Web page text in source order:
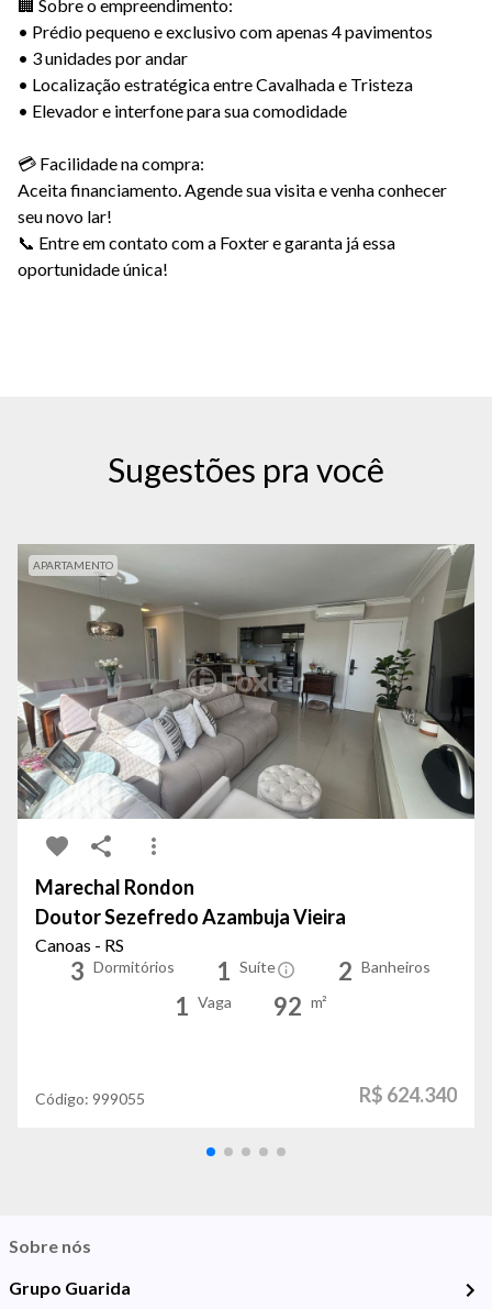
🏢 Sobre o empreendimento:
• Prédio pequeno e exclusivo com apenas 4 pavimentos
• 3 unidades por andar
• Localização estratégica entre Cavalhada e Tristeza
• Elevador e interfone para sua comodidade
💳 Facilidade na compra:
Aceita financiamento. Agende sua visita e venha conhecer
seu novo lar!
📞 Entre em contato com a Foxter e garanta já essa
oportunidade única!
Sugestões pra você
APARTAMENTO
Marechal Rondon
Doutor Sezefredo Azambuja Vieira
Canoas - RS
3 Dormitórios 1 Suíte 2 Banheiros
1 Vaga 92 m²
Código: 999055 R$ 624.340
Sobre nós
Grupo Guarida